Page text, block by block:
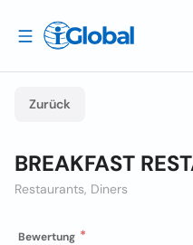
Zurück
BREAKFAST
Restaurants, Diners
Bewertung